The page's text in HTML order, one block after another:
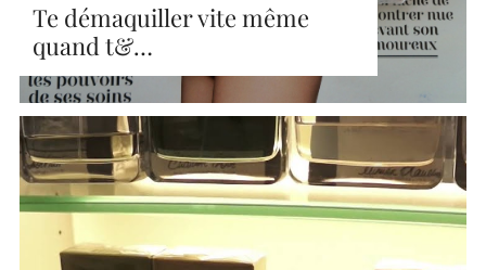
Te démaquiller vite même
quand t&…